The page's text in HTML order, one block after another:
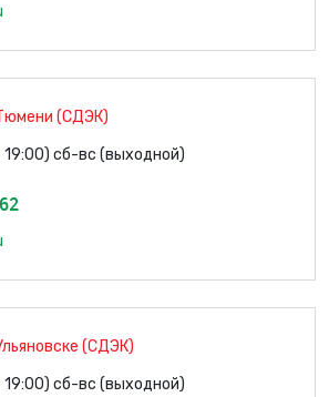
(СДЭК)
сб-вс (выходной)
(СДЭК)
сб-вс (выходной)